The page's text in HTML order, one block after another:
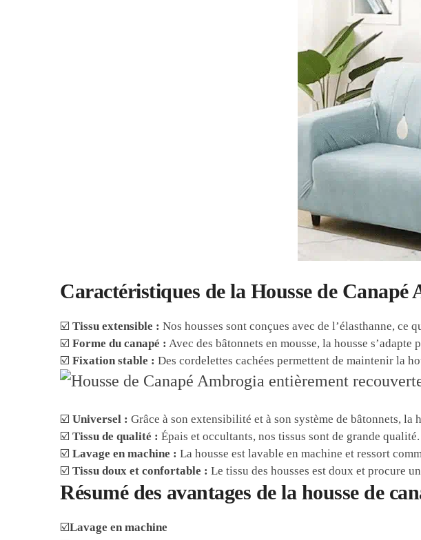
Caractéristiques de la Housse de Canapé
☑️Tissu extensible : Nos housses sont conçues avec de l’élasthanne, ce
☑️Forme du canapé : Avec des bâtonnets en mousse, la housse
☑️Fixation stable : Des cordelettes cachées permettent de maintenir la
☑️Universel : Grâce à son extensibilité et à son système de bâtonnets, la
☑️Tissu de qualité : Épais et occultants, nos tissus sont de grande qualité.
☑️Lavage en machine : La housse est lavable en machine et ressort
☑️Tissu doux et confortable : Le tissu des housses est doux et procure
Résumé des avantages de la housse de
☑️Lavage en machine